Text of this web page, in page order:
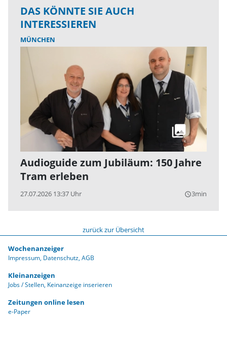
DAS KÖNNTE SIE AUCH
INTERESSIEREN
MÜNCHEN
Audioguide zum Jubiläum: 150 Jahre
Tram erleben
27.07.2026 13:37 Uhr query_builder3min
zurück zur Übersicht
Wochenanzeiger
Impressum Datenschutz AGB
Kleinanzeigen
Jobs / Stellen Keinanzeige inserieren
Zeitungen online lesen
e-Paper